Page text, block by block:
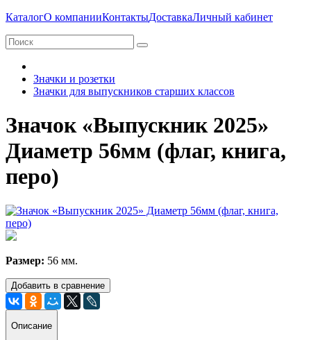
КаталогО компанииКонтактыДоставкаЛичный кабинет
Значки и розетки
Значки для выпускников старших классов
Значок «Выпускник 2025»
Диаметр 56мм (флаг, книга,
перо)
Размер: 56 мм.
Добавить в сравнение
Описание